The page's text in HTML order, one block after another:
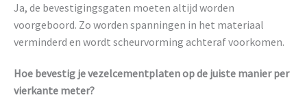
Ja, de bevestigingsgaten moeten altijd worden
voorgeboord. Zo worden spanningen in het materiaal
verminderd en wordt scheurvorming achteraf voorkomen.
Hoe bevestig je vezelcementplaten op de juiste manier per
vierkante meter?